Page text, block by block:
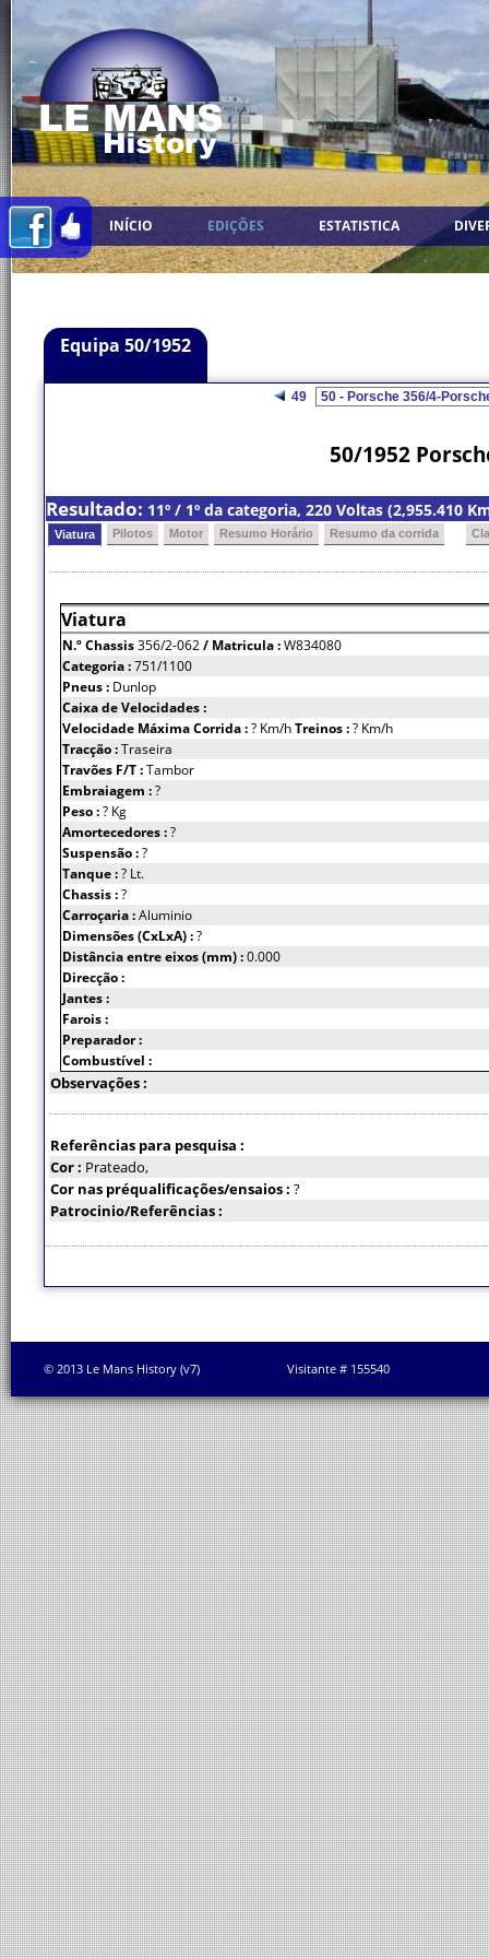
INÍCIO EDIÇÕES ESTATISTICA
Equipa 50/1952
49
50/1952
Resultado: 11º / 1º da categoria, 220 Voltas (2,955.410
Viatura Pilotos Motor Resumo Horário Resumo da corrida
Viatura
N.º Chassis356/2-062/ Matricula :W834080
Categoria :751/1100
Pneus : Dunlop
Caixa de Velocidades :
Velocidade Máxima Corrida :? Km/hTreinos :? Km/h
Tracção :Traseira
Travões F/T :Tambor
Embraiagem :?
Peso :? Kg
Amortecedores :?
Suspensão :?
Tanque :? Lt.
Chassis :?
Carroçaria :Aluminio
Dimensões (CxLxA) :?
Distância entre eixos (mm) :0.000
Direcção :
Jantes :
Farois :
Preparador :
Combustível :
Observações :
Referências para pesquisa :
Cor : Prateado,
Cor nas préqualificações/ensaios : ?
Patrocinio/Referências :
© 2013 Le Mans History (v7) Visitante # 155540